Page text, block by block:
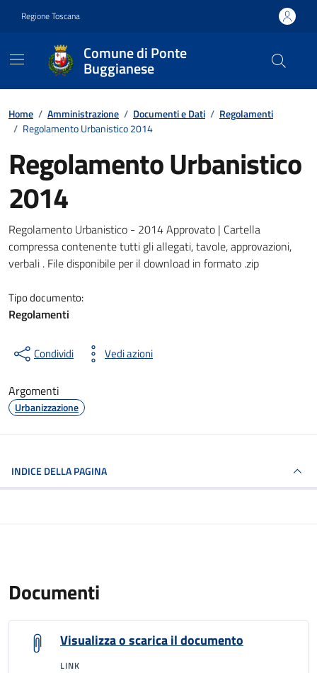
Regione Toscana
Comune di Ponte
Buggianese
Contenuti in evidenza
Home / Amministrazione / Documenti e Dati / Regolamenti
/ Regolamento Urbanistico 2014
Regolamento Urbanistico
2014
Dettagli del documento
Regolamento Urbanistico - 2014 Approvato | Cartella
compressa contenente tutti gli allegati, tavole, approvazioni,
verbali . File disponibile per il download in formato .zip
Tipo documento:
Regolamenti
Condividi Vedi azioni
Argomenti
Urbanizzazione
INDICE DELLA PAGINA
Documenti
Visualizza o scarica il documento
LINK